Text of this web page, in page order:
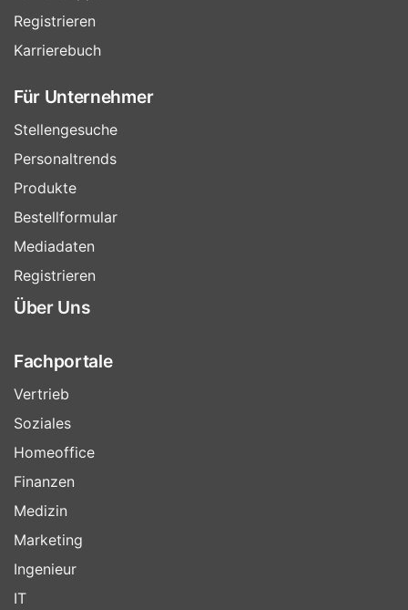
Registrieren
Karrierebuch
Für Unternehmer
Stellengesuche
Personaltrends
Produkte
Bestellformular
Mediadaten
Registrieren
Über Uns
Fachportale
Vertrieb
Soziales
Homeoffice
Finanzen
Medizin
Marketing
Ingenieur
IT